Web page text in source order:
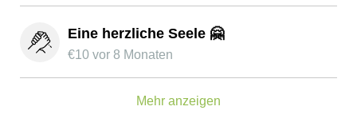
Eine herzliche Seele 🤗
€10 vor 8 Monaten
Mehr anzeigen